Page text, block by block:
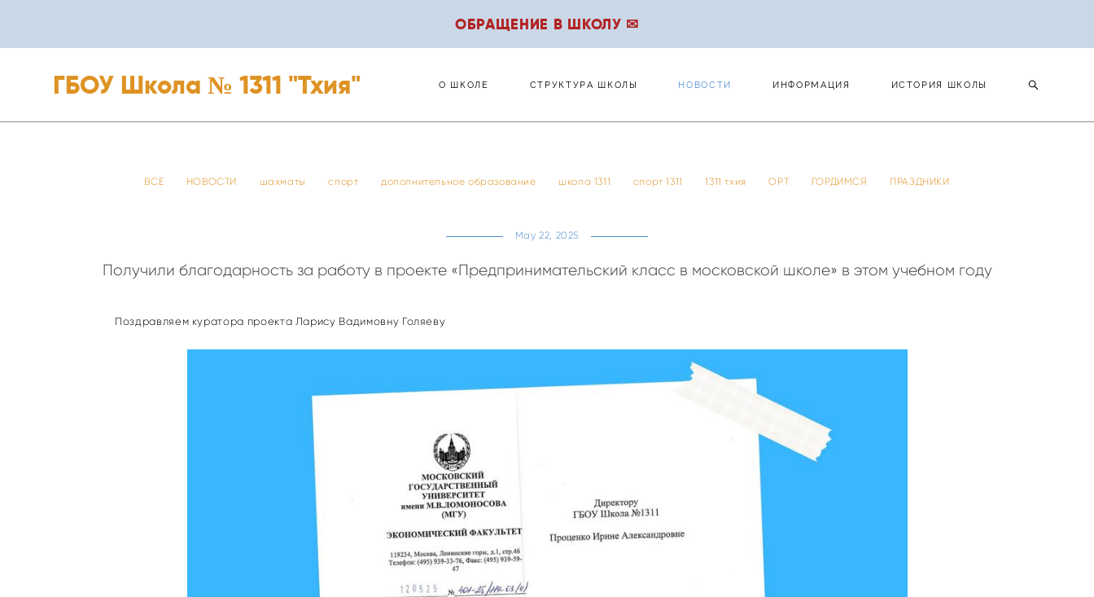
ОБРАЩЕНИЕ В ШКОЛУ ✉
ГБОУ Школа № 1311 "Тхия" О ШКОЛЕ СТРУКТУРА ШКОЛЫ НОВОСТИ ИНФОРМАЦИЯ ИСТОРИЯ ШКОЛЫ
ВСЕ НОВОСТИ шахматы спорт дополнительное образование школа 1311 спорт 1311 1311 тхия ОРТ ГОРДИМСЯ ПРАЗДНИКИ
May 22, 2025
Получили благодарность за работу в проекте «Предпринимательский класс в московской школе» в этом учебном году
Поздравляем куратора проекта Ларису Вадимовну Голяеву